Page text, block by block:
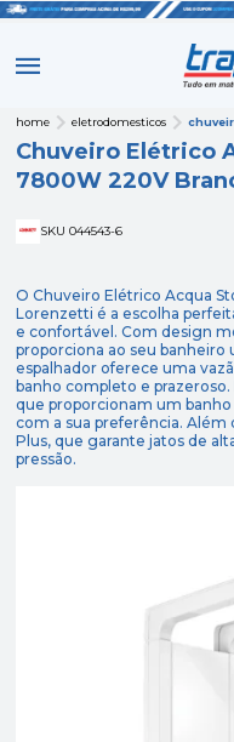
home eletrodomesticos
Chuveiro Elétrico
7800W 220V
SKU 044543-6
O Chuveiro Elétrico Acqua
Lorenzetti é a escolha
e confortável. Com design
proporciona ao seu banheiro
espalhador oferece uma
banho completo e
que proporcionam um
com a sua preferência.
Plus, que garante jatos de
pressão.